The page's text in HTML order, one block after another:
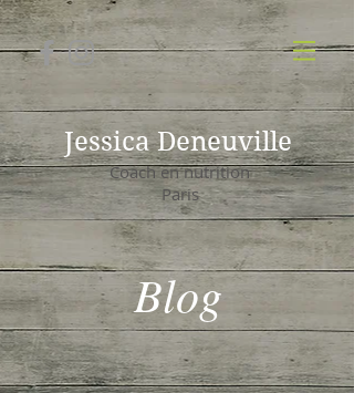
Jessica Deneuville
Coach en nutrition
Paris
Blog